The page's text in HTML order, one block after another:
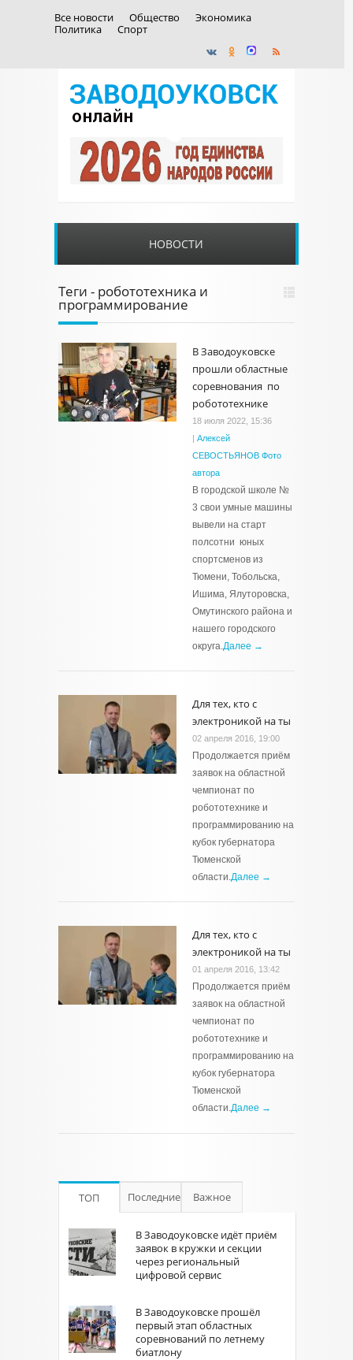
Все новости Общество
Экономика
Политика
Спорт
НОВОСТИ
Теги - робототехника и
программирование
В Заводоуковске
прошли областные
соревнования по
робототехнике
18 июля 2022, 15:36
| Алексей
СЕВОСТЬЯНОВ Фото
автора
В городской школе №
3 свои умные машины
вывели на старт
полсотни юных
спортсменов из
Тюмени, Тобольска,
Ишима, Ялуторовска,
Омутинского района и
нашего городского
округа.Далее →
Для тех, кто с
электроникой на ты
02 апреля 2016, 19:00
Продолжается приём
заявок на областной
чемпионат по
робототехнике и
программированию на
кубок губернатора
Тюменской
области.Далее →
Для тех, кто с
электроникой на ты
01 апреля 2016, 13:42
Продолжается приём
заявок на областной
чемпионат по
робототехнике и
программированию на
кубок губернатора
Тюменской
области.Далее →
ТОП Последние Важное
В Заводоуковске идёт приём
заявок в кружки и секции
через региональный
цифровой сервис
В Заводоуковске прошёл
первый этап областных
соревнований по летнему
биатлону